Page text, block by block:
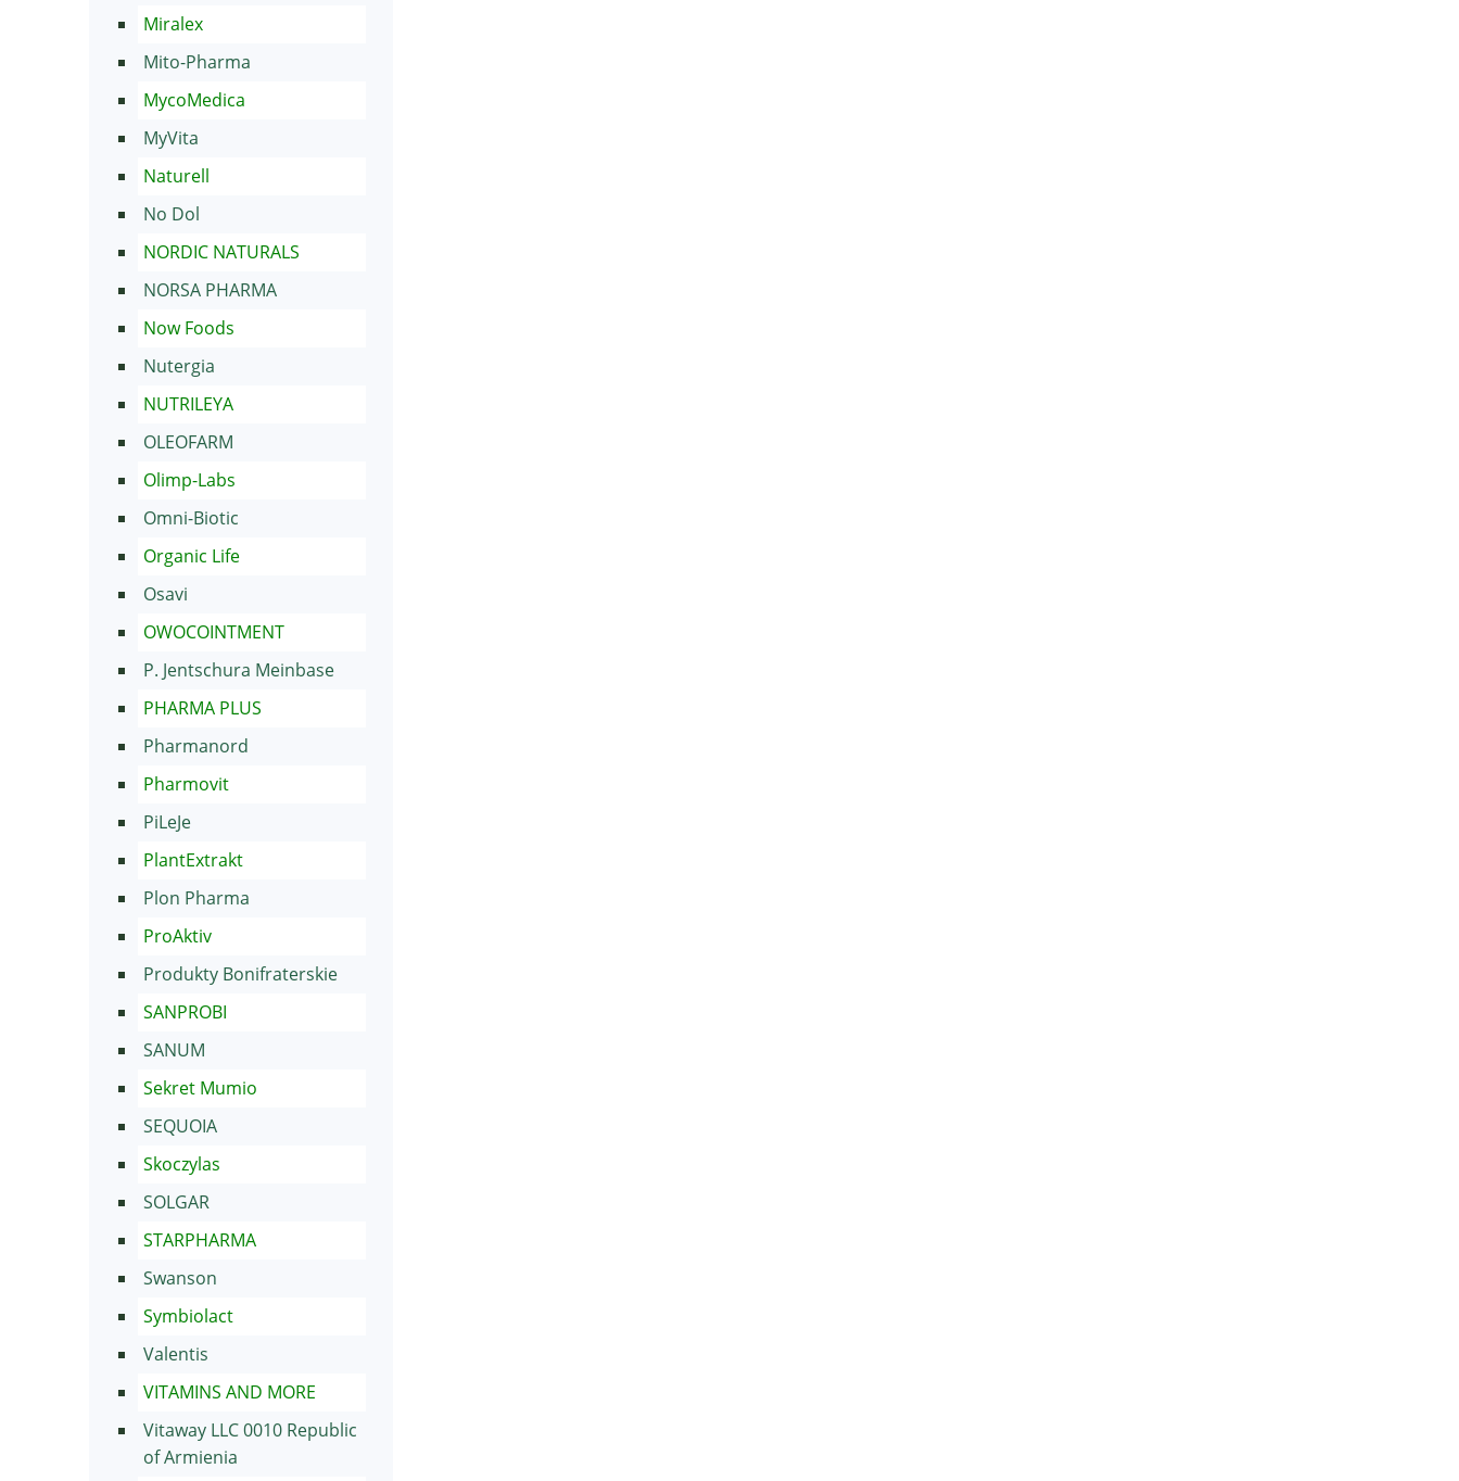
Miralex
Mito-Pharma
MycoMedica
MyVita
Naturell
No Dol
NORDIC NATURALS
NORSA PHARMA
Now Foods
Nutergia
NUTRILEYA
OLEOFARM
Olimp-Labs
Omni-Biotic
Organic Life
Osavi
OWOCOINTMENT
P. Jentschura Meinbase
PHARMA PLUS
Pharmanord
Pharmovit
PiLeJe
PlantExtrakt
Plon Pharma
ProAktiv
Produkty Bonifraterskie
SANPROBI
SANUM
Sekret Mumio
SEQUOIA
Skoczylas
SOLGAR
STARPHARMA
Swanson
Symbiolact
Valentis
VITAMINS AND MORE
Vitaway LLC 0010 Republic
of Armienia